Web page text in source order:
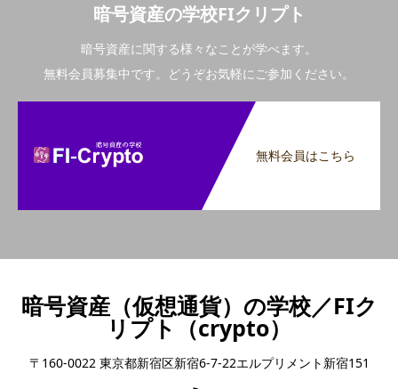
暗号資産の学校FIクリプト
暗号資産に関する様々なことが学べます。
無料会員募集中です。どうぞお気軽にご参加ください。
無料会員はこちら
暗号資産（仮想通貨）の学校／FIク
リプト（crypto）
〒160-0022 東京都新宿区新宿6-7-22エルプリメント新宿151